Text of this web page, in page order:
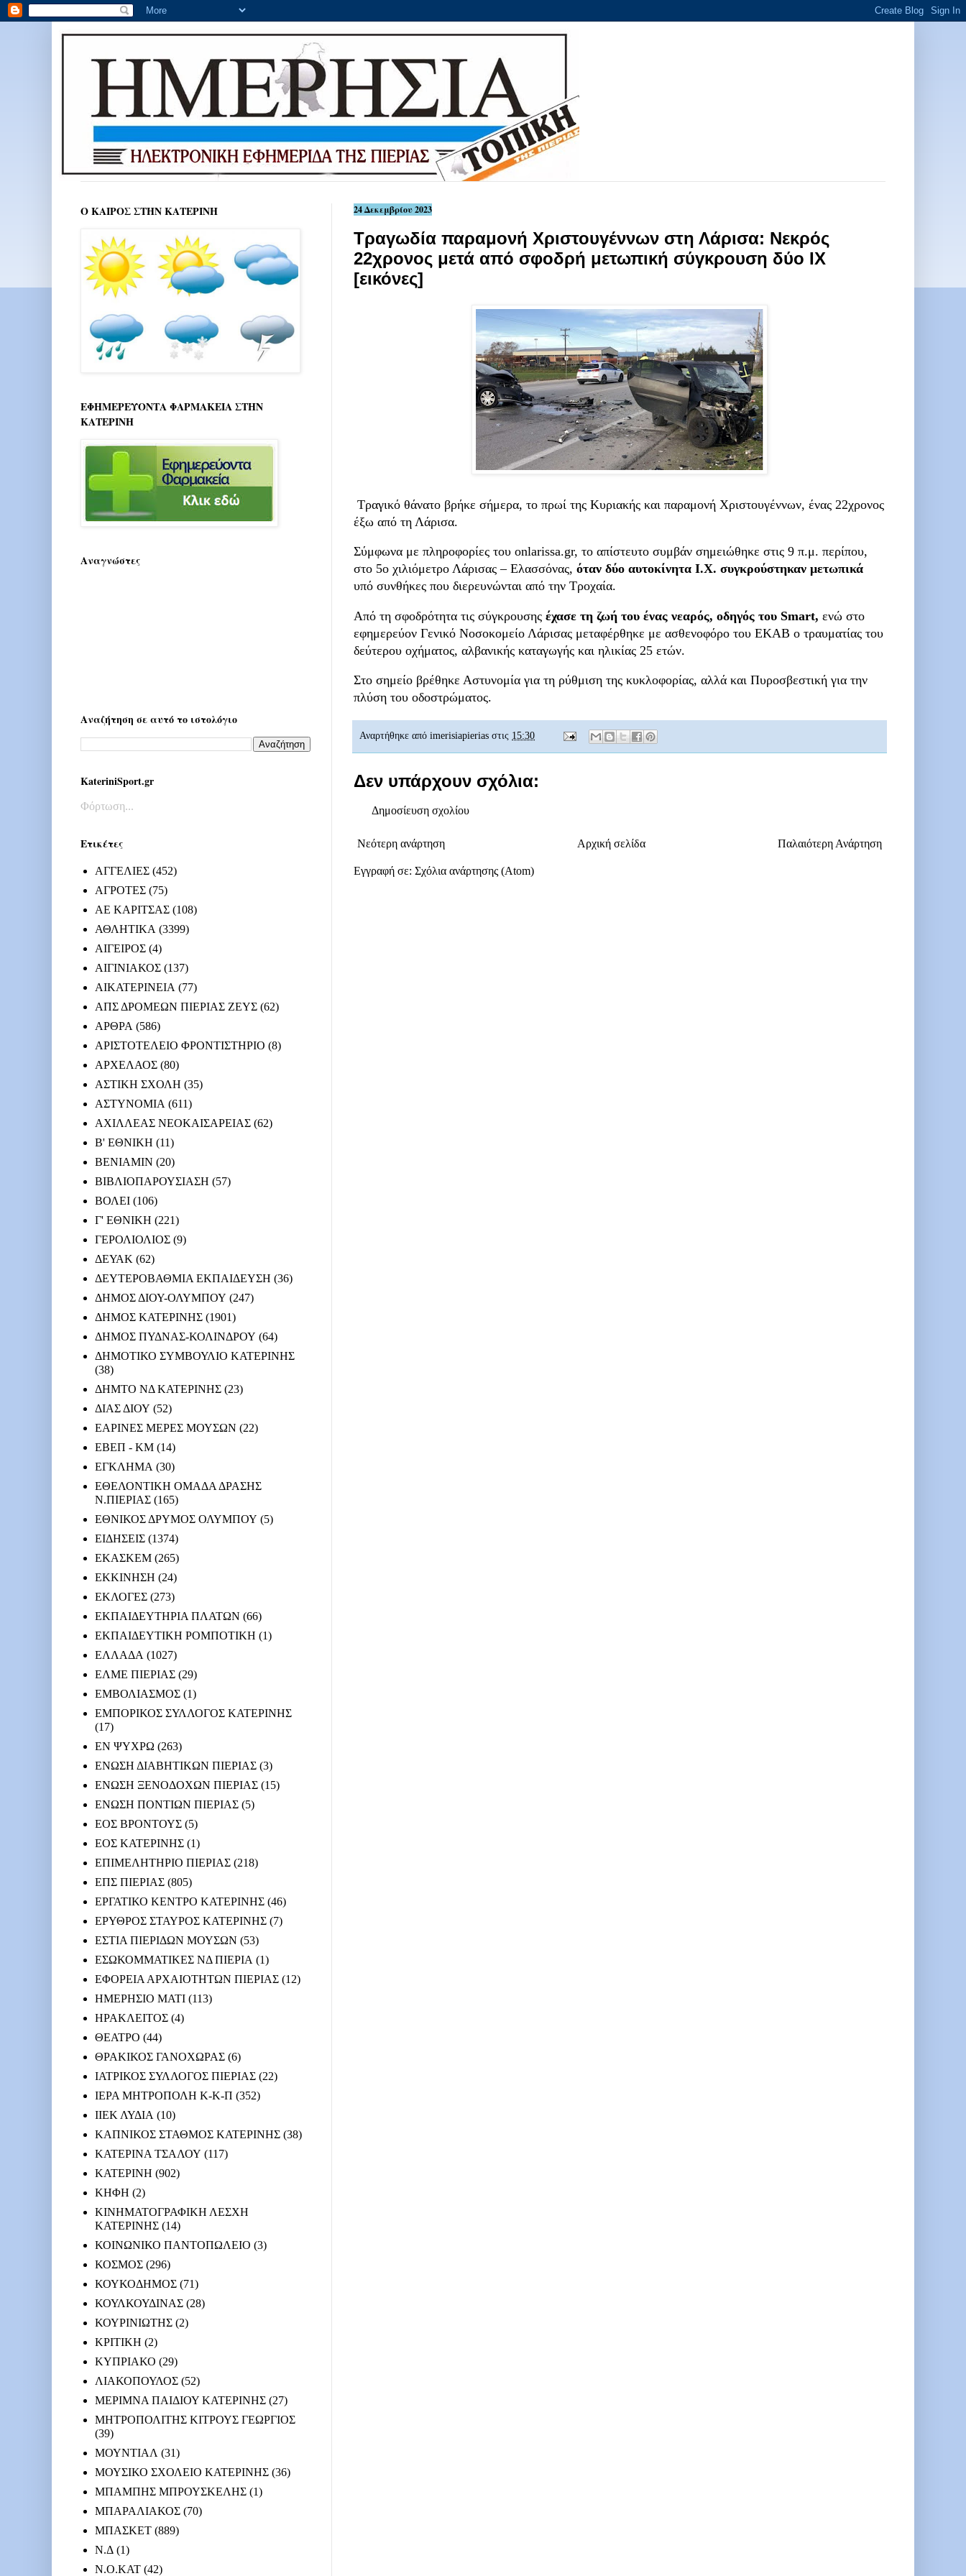
24 Δεκεμβρίου 2023
Τραγωδία παραμονή Χριστουγέννων στη Λάρισα: Νεκρός
22χρονος μετά από σφοδρή μετωπική σύγκρουση δύο ΙΧ
[εικόνες]
Τραγικό θάνατο βρήκε σήμερα, το πρωί της Κυριακής και παραμονή Χριστουγέννων, ένας 22χρονος
έξω από τη Λάρισα.
Σύμφωνα με πληροφορίες του onlarissa.gr, το απίστευτο συμβάν σημειώθηκε στις 9 π.μ. περίπου,
στο 5ο χιλιόμετρο Λάρισας – Ελασσόνας, όταν δύο αυτοκίνητα Ι.Χ. συγκρούστηκαν μετωπικά
υπό συνθήκες που διερευνώνται από την Τροχαία.
Από τη σφοδρότητα τις σύγκρουσης έχασε τη ζωή του ένας νεαρός, οδηγός του Smart, ενώ στο
εφημερεύον Γενικό Νοσοκομείο Λάρισας μεταφέρθηκε με ασθενοφόρο του ΕΚΑΒ ο τραυματίας του
δεύτερου οχήματος, αλβανικής καταγωγής και ηλικίας 25 ετών.
Στο σημείο βρέθηκε Αστυνομία για τη ρύθμιση της κυκλοφορίας, αλλά και Πυροσβεστική για την
πλύση του οδοστρώματος.
Αναρτήθηκε από imerisiapierias στις 15:30
Δεν υπάρχουν σχόλια:
Δημοσίευση σχολίου
Νεότερη ανάρτηση Παλαιότερη Ανάρτηση
Αρχική σελίδα
Εγγραφή σε: Σχόλια ανάρτησης (Atom)
Ο ΚΑΙΡΟΣ ΣΤΗΝ ΚΑΤΕΡΙΝΗ
ΕΦΗΜΕΡΕΥΟΝΤΑ ΦΑΡΜΑΚΕΙΑ ΣΤΗΝ
ΚΑΤΕΡΙΝΗ
Αναγνώστες
Αναζήτηση σε αυτό το ιστολόγιο
KateriniSport.gr
Φόρτωση...
Ετικέτες
ΑΓΓΕΛΙΕΣ (452)
ΑΓΡΟΤΕΣ (75)
ΑΕ ΚΑΡΙΤΣΑΣ (108)
ΑΘΛΗΤΙΚΑ (3399)
ΑΙΓΕΙΡΟΣ (4)
ΑΙΓΙΝΙΑΚΟΣ (137)
ΑΙΚΑΤΕΡΙΝΕΙΑ (77)
ΑΠΣ ΔΡΟΜΕΩΝ ΠΙΕΡΙΑΣ ΖΕΥΣ (62)
ΑΡΘΡΑ (586)
ΑΡΙΣΤΟΤΕΛΕΙΟ ΦΡΟΝΤΙΣΤΗΡΙΟ (8)
ΑΡΧΕΛΑΟΣ (80)
ΑΣΤΙΚΗ ΣΧΟΛΗ (35)
ΑΣΤΥΝΟΜΙΑ (611)
ΑΧΙΛΛΕΑΣ ΝΕΟΚΑΙΣΑΡΕΙΑΣ (62)
Β' ΕΘΝΙΚΗ (11)
ΒΕΝΙΑΜΙΝ (20)
ΒΙΒΛΙΟΠΑΡΟΥΣΙΑΣΗ (57)
ΒΟΛΕΙ (106)
Γ' ΕΘΝΙΚΗ (221)
ΓΕΡΟΛΙΟΛΙΟΣ (9)
ΔΕΥΑΚ (62)
ΔΕΥΤΕΡΟΒΑΘΜΙΑ ΕΚΠΑΙΔΕΥΣΗ (36)
ΔΗΜΟΣ ΔΙΟΥ-ΟΛΥΜΠΟΥ (247)
ΔΗΜΟΣ ΚΑΤΕΡΙΝΗΣ (1901)
ΔΗΜΟΣ ΠΥΔΝΑΣ-ΚΟΛΙΝΔΡΟΥ (64)
ΔΗΜΟΤΙΚΟ ΣΥΜΒΟΥΛΙΟ ΚΑΤΕΡΙΝΗΣ
(38)
ΔΗΜΤΟ ΝΔ ΚΑΤΕΡΙΝΗΣ (23)
ΔΙΑΣ ΔΙΟΥ (52)
ΕΑΡΙΝΕΣ ΜΕΡΕΣ ΜΟΥΣΩΝ (22)
ΕΒΕΠ - ΚΜ (14)
ΕΓΚΛΗΜΑ (30)
ΕΘΕΛΟΝΤΙΚΗ ΟΜΑΔΑ ΔΡΑΣΗΣ
Ν.ΠΙΕΡΙΑΣ (165)
ΕΘΝΙΚΟΣ ΔΡΥΜΟΣ ΟΛΥΜΠΟΥ (5)
ΕΙΔΗΣΕΙΣ (1374)
ΕΚΑΣΚΕΜ (265)
ΕΚΚΙΝΗΣΗ (24)
ΕΚΛΟΓΕΣ (273)
ΕΚΠΑΙΔΕΥΤΗΡΙΑ ΠΛΑΤΩΝ (66)
ΕΚΠΑΙΔΕΥΤΙΚΗ ΡΟΜΠΟΤΙΚΗ (1)
ΕΛΛΑΔΑ (1027)
ΕΛΜΕ ΠΙΕΡΙΑΣ (29)
ΕΜΒΟΛΙΑΣΜΟΣ (1)
ΕΜΠΟΡΙΚΟΣ ΣΥΛΛΟΓΟΣ ΚΑΤΕΡΙΝΗΣ
(17)
ΕΝ ΨΥΧΡΩ (263)
ΕΝΩΣΗ ΔΙΑΒΗΤΙΚΩΝ ΠΙΕΡΙΑΣ (3)
ΕΝΩΣΗ ΞΕΝΟΔΟΧΩΝ ΠΙΕΡΙΑΣ (15)
ΕΝΩΣΗ ΠΟΝΤΙΩΝ ΠΙΕΡΙΑΣ (5)
ΕΟΣ ΒΡΟΝΤΟΥΣ (5)
ΕΟΣ ΚΑΤΕΡΙΝΗΣ (1)
ΕΠΙΜΕΛΗΤΗΡΙΟ ΠΙΕΡΙΑΣ (218)
ΕΠΣ ΠΙΕΡΙΑΣ (805)
ΕΡΓΑΤΙΚΟ ΚΕΝΤΡΟ ΚΑΤΕΡΙΝΗΣ (46)
ΕΡΥΘΡΟΣ ΣΤΑΥΡΟΣ ΚΑΤΕΡΙΝΗΣ (7)
ΕΣΤΙΑ ΠΙΕΡΙΔΩΝ ΜΟΥΣΩΝ (53)
ΕΣΩΚΟΜΜΑΤΙΚΕΣ ΝΔ ΠΙΕΡΙΑ (1)
ΕΦΟΡΕΙΑ ΑΡΧΑΙΟΤΗΤΩΝ ΠΙΕΡΙΑΣ (12)
ΗΜΕΡΗΣΙΟ ΜΑΤΙ (113)
ΗΡΑΚΛΕΙΤΟΣ (4)
ΘΕΑΤΡΟ (44)
ΘΡΑΚΙΚΟΣ ΓΑΝΟΧΩΡΑΣ (6)
ΙΑΤΡΙΚΟΣ ΣΥΛΛΟΓΟΣ ΠΙΕΡΙΑΣ (22)
ΙΕΡΑ ΜΗΤΡΟΠΟΛΗ Κ-Κ-Π (352)
ΙΙΕΚ ΛΥΔΙΑ (10)
ΚΑΠΝΙΚΟΣ ΣΤΑΘΜΟΣ ΚΑΤΕΡΙΝΗΣ (38)
ΚΑΤΕΡΙΝΑ ΤΣΑΛΟΥ (117)
ΚΑΤΕΡΙΝΗ (902)
ΚΗΦΗ (2)
ΚΙΝΗΜΑΤΟΓΡΑΦΙΚΗ ΛΕΣΧΗ
ΚΑΤΕΡΙΝΗΣ (14)
ΚΟΙΝΩΝΙΚΟ ΠΑΝΤΟΠΩΛΕΙΟ (3)
ΚΟΣΜΟΣ (296)
ΚΟΥΚΟΔΗΜΟΣ (71)
ΚΟΥΛΚΟΥΔΙΝΑΣ (28)
ΚΟΥΡΙΝΙΩΤΗΣ (2)
ΚΡΙΤΙΚΗ (2)
ΚΥΠΡΙΑΚΟ (29)
ΛΙΑΚΟΠΟΥΛΟΣ (52)
ΜΕΡΙΜΝΑ ΠΑΙΔΙΟΥ ΚΑΤΕΡΙΝΗΣ (27)
ΜΗΤΡΟΠΟΛΙΤΗΣ ΚΙΤΡΟΥΣ ΓΕΩΡΓΙΟΣ
(39)
ΜΟΥΝΤΙΑΛ (31)
ΜΟΥΣΙΚΟ ΣΧΟΛΕΙΟ ΚΑΤΕΡΙΝΗΣ (36)
ΜΠΑΜΠΗΣ ΜΠΡΟΥΣΚΕΛΗΣ (1)
ΜΠΑΡΑΛΙΑΚΟΣ (70)
ΜΠΑΣΚΕΤ (889)
Ν.Δ (1)
Ν.Ο.ΚΑΤ (42)